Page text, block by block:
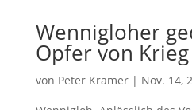
Wennigloher
Opfer von
von Peter Krämer| Nov. 14,